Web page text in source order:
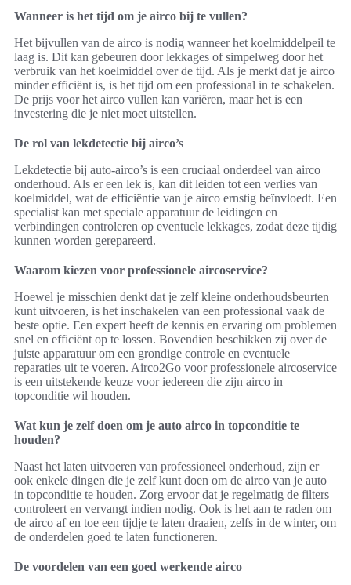
Wanneer is het tijd om je airco bij te vullen?
Het bijvullen van de airco is nodig wanneer het koelmiddelpeil te
laag is. Dit kan gebeuren door lekkages of simpelweg door het
verbruik van het koelmiddel over de tijd. Als je merkt dat je airco
minder efficiënt is, is het tijd om een professional in te schakelen.
De prijs voor het airco vullen kan variëren, maar het is een
investering die je niet moet uitstellen.
De rol van lekdetectie bij airco’s
Lekdetectie bij auto-airco’s is een cruciaal onderdeel van airco
onderhoud. Als er een lek is, kan dit leiden tot een verlies van
koelmiddel, wat de efficiëntie van je airco ernstig beïnvloedt. Een
specialist kan met speciale apparatuur de leidingen en
verbindingen controleren op eventuele lekkages, zodat deze tijdig
kunnen worden gerepareerd.
Waarom kiezen voor professionele aircoservice?
Hoewel je misschien denkt dat je zelf kleine onderhoudsbeurten
kunt uitvoeren, is het inschakelen van een professional vaak de
beste optie. Een expert heeft de kennis en ervaring om problemen
snel en efficiënt op te lossen. Bovendien beschikken zij over de
juiste apparatuur om een grondige controle en eventuele
reparaties uit te voeren. Airco2Go voor professionele aircoservice
is een uitstekende keuze voor iedereen die zijn airco in
topconditie wil houden.
Wat kun je zelf doen om je auto airco in topconditie te
houden?
Naast het laten uitvoeren van professioneel onderhoud, zijn er
ook enkele dingen die je zelf kunt doen om de airco van je auto
in topconditie te houden. Zorg ervoor dat je regelmatig de filters
controleert en vervangt indien nodig. Ook is het aan te raden om
de airco af en toe een tijdje te laten draaien, zelfs in de winter, om
de onderdelen goed te laten functioneren.
De voordelen van een goed werkende airco